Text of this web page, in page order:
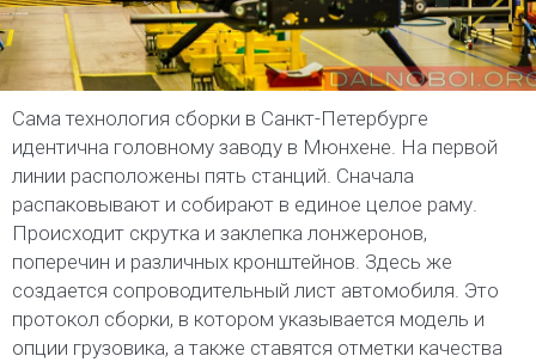
Сама технология сборки в Санкт-Петербурге
идентична головному заводу в Мюнхене. На первой
линии расположены пять станций. Сначала
распаковывают и собирают в единое целое раму.
Происходит скрутка и заклепка лонжеронов,
поперечин и различных кронштейнов. Здесь же
создается сопроводительный лист автомобиля. Это
протокол сборки, в котором указывается модель и
опции грузовика, а также ставятся отметки качества